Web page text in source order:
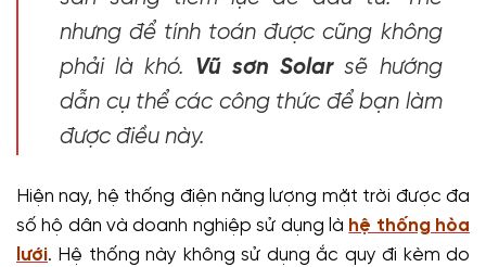
nhưng để tính toán được cũng không
phải là khó. Vũ sơn Solarsẽ hướng
dẫn cụ thể các công thức để bạn làm
được điều này.
Hiện nay, hệ thống điện năng lượng mặt trời được đa
số hộ dân và doanh nghiệp sử dụng là hệ thống hòa
lưới. Hệ thống này không sử dụng ắc quy đi kèm do